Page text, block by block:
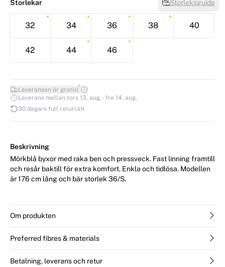
Storlekar Storleksguide
32 34 36 38 40
42 44 46
Leveransen är gratis!*
Leverans mellan tors 13. aug. - fre 14. aug.
30 dagars full returrätt
Beskrivning
Mörkblå byxor med raka ben och pressveck. Fast linning framtill
och resår baktill för extra komfort. Enkla och tidlösa. Modellen
är 176 cm lång och bär storlek 36/S.
Om produkten
Preferred fibres & materials
Betalning, leverans och retur